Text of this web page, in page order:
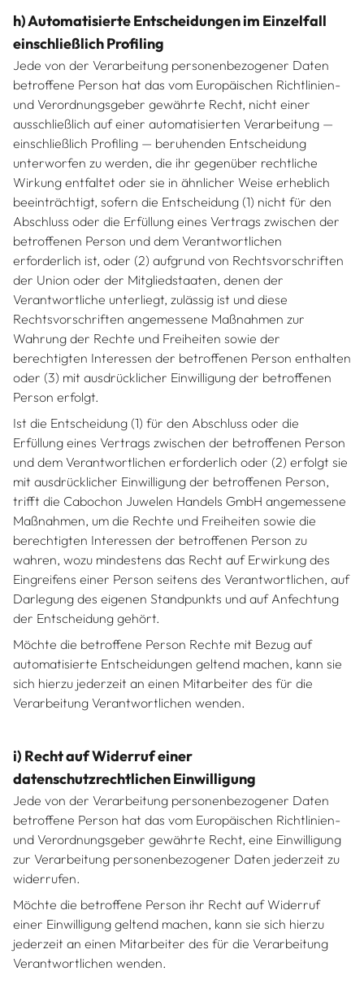
h) Automatisierte Entscheidungen im Einzelfall
einschließlich Profiling
Jede von der Verarbeitung personenbezogener Daten
betroffene Person hat das vom Europäischen Richtlinien-
und Verordnungsgeber gewährte Recht, nicht einer
ausschließlich auf einer automatisierten Verarbeitung —
einschließlich Profiling — beruhenden Entscheidung
unterworfen zu werden, die ihr gegenüber rechtliche
Wirkung entfaltet oder sie in ähnlicher Weise erheblich
beeinträchtigt, sofern die Entscheidung (1) nicht für den
Abschluss oder die Erfüllung eines Vertrags zwischen der
betroffenen Person und dem Verantwortlichen
erforderlich ist, oder (2) aufgrund von Rechtsvorschriften
der Union oder der Mitgliedstaaten, denen der
Verantwortliche unterliegt, zulässig ist und diese
Rechtsvorschriften angemessene Maßnahmen zur
Wahrung der Rechte und Freiheiten sowie der
berechtigten Interessen der betroffenen Person enthalten
oder (3) mit ausdrücklicher Einwilligung der betroffenen
Person erfolgt.
Ist die Entscheidung (1) für den Abschluss oder die
Erfüllung eines Vertrags zwischen der betroffenen Person
und dem Verantwortlichen erforderlich oder (2) erfolgt sie
mit ausdrücklicher Einwilligung der betroffenen Person,
trifft die Cabochon Juwelen Handels GmbH angemessene
Maßnahmen, um die Rechte und Freiheiten sowie die
berechtigten Interessen der betroffenen Person zu
wahren, wozu mindestens das Recht auf Erwirkung des
Eingreifens einer Person seitens des Verantwortlichen, auf
Darlegung des eigenen Standpunkts und auf Anfechtung
der Entscheidung gehört.
Möchte die betroffene Person Rechte mit Bezug auf
automatisierte Entscheidungen geltend machen, kann sie
sich hierzu jederzeit an einen Mitarbeiter des für die
Verarbeitung Verantwortlichen wenden.
i) Recht auf Widerruf einer
datenschutzrechtlichen Einwilligung
Jede von der Verarbeitung personenbezogener Daten
betroffene Person hat das vom Europäischen Richtlinien-
und Verordnungsgeber gewährte Recht, eine Einwilligung
zur Verarbeitung personenbezogener Daten jederzeit zu
widerrufen.
Möchte die betroffene Person ihr Recht auf Widerruf
einer Einwilligung geltend machen, kann sie sich hierzu
jederzeit an einen Mitarbeiter des für die Verarbeitung
Verantwortlichen wenden.